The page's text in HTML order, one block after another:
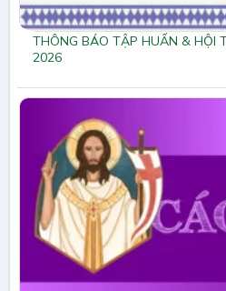
THÔNG BÁO TẬP HUẤN & HỘI
2026